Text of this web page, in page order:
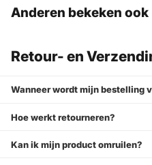
Anderen bekeken ook
Retour- en
Wanneer wordt mijn bestelling
Hoe werkt retourneren?
Kan ik mijn product omruilen?